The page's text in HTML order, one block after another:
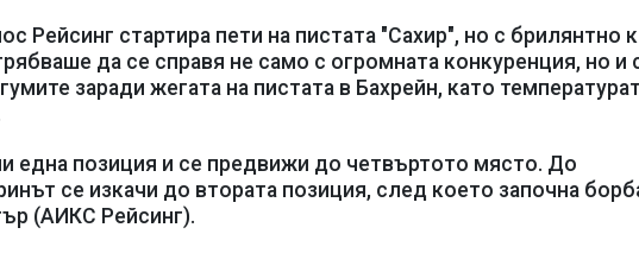
Рейсинг стартира пети на пистата "Сахир", но с брилянтно
да се справя не само с огромната конкуренция, но и
заради жегата на пистата в Бахрейн, като
една позиция и се предвижи до четвъртото място. До
се изкачи до втората позиция, след което започна
(АИКС Рейсинг).